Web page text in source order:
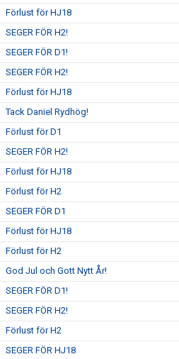
Förlust för HJ18
SEGER FÖR H2!
SEGER FÖR D1!
SEGER FÖR H2!
Förlust för HJ18
Tack Daniel Rydhög!
Förlust för D1
SEGER FÖR H2!
Förlust för HJ18
Förlust för H2
SEGER FÖR D1
Förlust för HJ18
Förlust för H2
God Jul och Gott Nytt År!
SEGER FÖR D1!
SEGER FÖR H2!
Förlust för H2
SEGER FÖR HJ18